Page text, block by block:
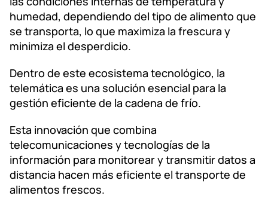
humedad, dependiendo del tipo de alimento que
se transporta, lo que maximiza la frescura y
minimiza el desperdicio.
Dentro de este ecosistema tecnológico, la
telemática es una solución esencial para la
gestión eficiente de la cadena de frío.
Esta innovación que combina
telecomunicaciones y tecnologías de la
información para monitorear y transmitir datos a
distancia hacen más eficiente el transporte de
alimentos frescos.